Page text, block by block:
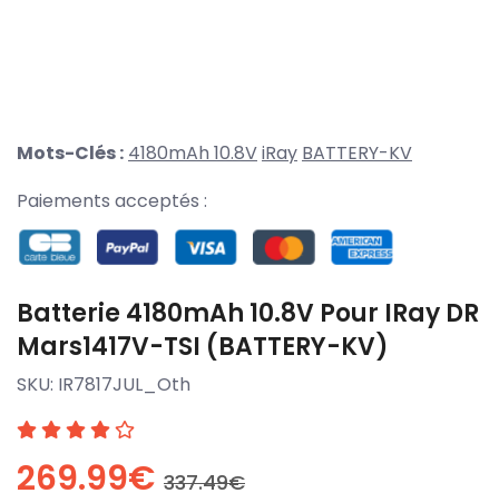
Mots-Clés : 4180mAh 10.8ViRay BATTERY-KV
Paiements acceptés :
Batterie 4180mAh 10.8V Pour IRay DR
Mars1417V-TSI (BATTERY-KV)
SKU: IR7817JUL_Oth
269.99€ 337.49€